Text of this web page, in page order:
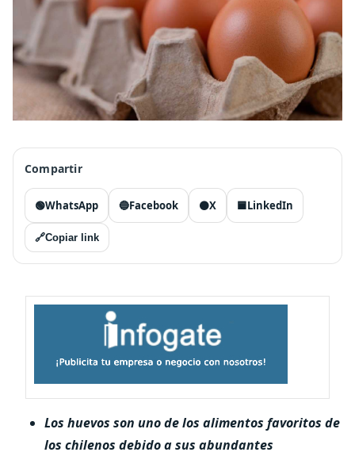
Compartir
🟢WhatsApp 🔵Facebook ⚫X 🟦LinkedIn
🔗Copiar link
Los huevos son uno de los alimentos favoritos de
los chilenos debido a sus abundantes